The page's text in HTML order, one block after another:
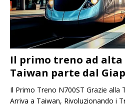
Il primo treno ad alta
Taiwan parte dal
Il Primo Treno N700ST Grazie alla
Arriva a Taiwan, Rivoluzionando i